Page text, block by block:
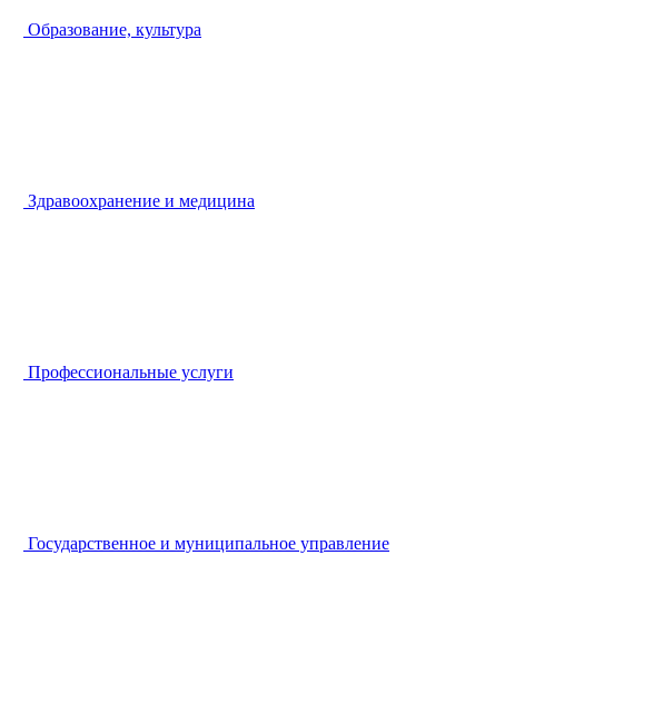
Образование, культура
Здравоохранение и медицина
Профессиональные услуги
Государственное и муниципальное управление